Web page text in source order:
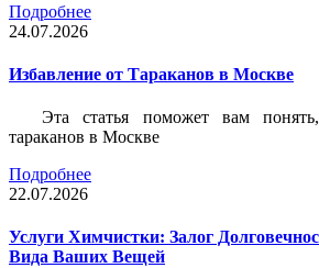
Подробнее
24.07.2026
Избавление от Тараканов в Москве
Эта статья поможет вам
тараканов в Москве
Подробнее
22.07.2026
Услуги Химчистки: Залог
Вида Ваших Вещей